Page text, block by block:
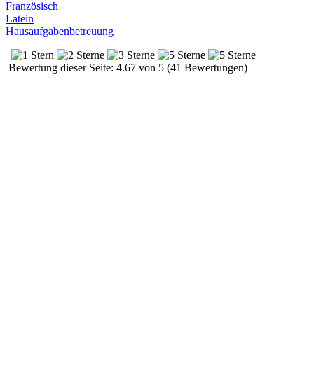
Französisch
Latein
Hausaufgabenbetreuung
Bewertung dieser Seite: 4.67 von 5 (41 Bewertungen)